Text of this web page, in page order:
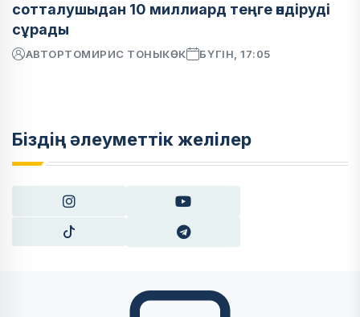
сотталушыдан 10 миллиард теңге өндіруді
сұрады
АВТОРТОМИРИС ТОНЫКӨК БҮГІН, 17:05
Біздің әлеуметтік желілер